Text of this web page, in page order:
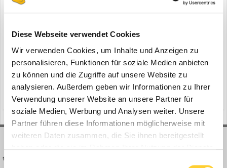
Diese Webseite verwendet Cookies
Wir verwenden Cookies, um Inhalte und Anzeigen zu
personalisieren, Funktionen für soziale Medien anbieten
zu können und die Zugriffe auf unsere Website zu
analysieren. Außerdem geben wir Informationen zu Ihrer
Verwendung unserer Website an unsere Partner für
soziale Medien, Werbung und Analysen weiter. Unsere
Partner führen diese Informationen möglicherweise mit
weiteren Daten zusammen, die Sie ihnen bereitgestellt
Einwilligungsauswahl
Fehmarn, Juni 2021 - Femern A/S vergab 2016 die Aufträge für die
Tunnelportale und -rampen sowie den Absenktunnel an Femern
Link Contractors (FLC), einem Joint Venture aus internationalen
Bauunternehmen, die über die entsprechende Erfahrung mit
großen Infrastrukturprojekten verfügen. Erfreulich dabe...
2. Juni 2021 bauforum24